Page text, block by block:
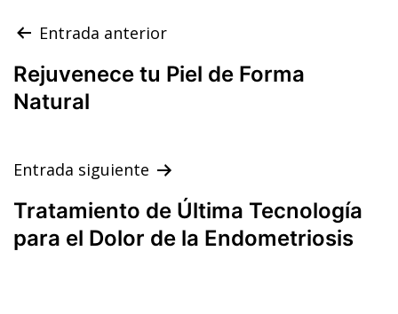
Navegación
de
entradas
Entrada anterior
Rejuvenece tu Piel de Forma
Natural
Entrada siguiente
Tratamiento de Última Tecnología
para el Dolor de la Endometriosis